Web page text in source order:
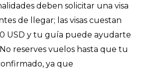
deben solicitar una visa
de llegar; las visas cuestan
USD y tu guía puede ayudarte
No reserves vuelos hasta que tu
ya que